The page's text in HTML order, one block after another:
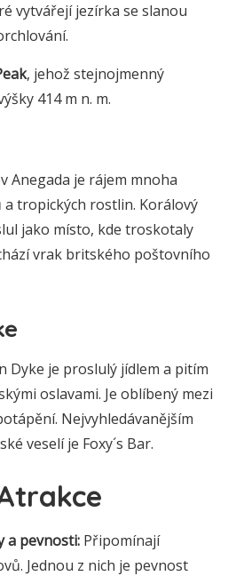
vytvářejí jezírka se slanou
, jehož stejnojmenný
414 m n. m.
Anegada je rájem mnoha
tropických rostlin. Korálový
jako místo, kde troskotaly
vrak britského poštovního
Dyke je proslulý jídlem a pitím
oslavami. Je oblíbený mezi
Nejvyhledávanějším
veselí je Foxy´s Bar.
a pevnosti: Připomínají
Jednou z nich je pevnost